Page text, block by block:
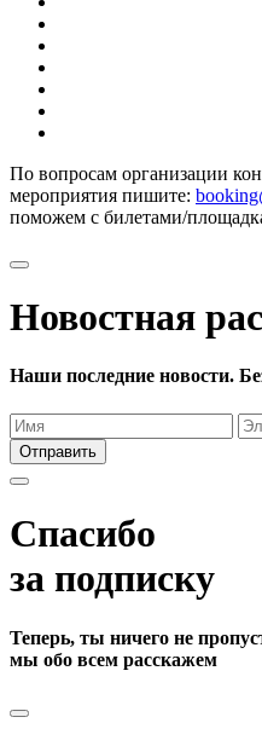
По вопросам организации
мероприятия пишите:
поможем с билетами/
Новостная
Наши последние новости.
Отправить
Спасибо
за подписку
Теперь, ты ничего не
мы обо всем расскажем